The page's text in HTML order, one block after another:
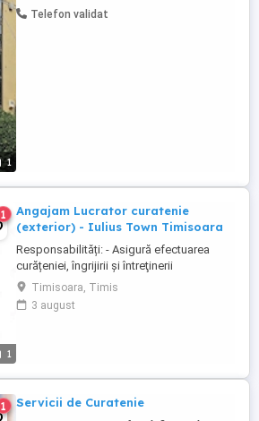
1
Telefon validat
1
1
Angajam Lucrator curatenie
(exterior) - Iulius Town Timisoara
Responsabilități: - Asigură efectuarea
curățeniei, îngrijirii şi întreţinerii
amplasamentului exterior al Mall-ului; -
Colectează cartoanele din locaţie şi le
trimite spre punctul de colectare; - Pe timp
Timisoara, Timis
3 august
1 Servicii de Curatenie